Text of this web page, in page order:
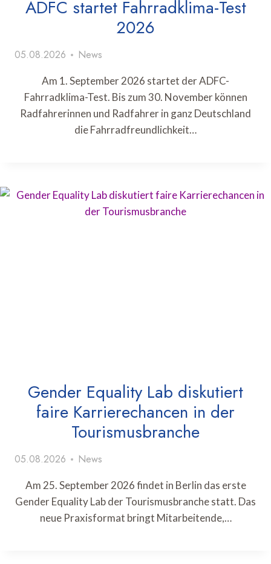
ADFC startet Fahrradklima-Test
2026
05.08.2026 News
Am 1. September 2026 startet der ADFC-
Fahrradklima-Test. Bis zum 30. November können
Radfahrerinnen und Radfahrer in ganz Deutschland
die Fahrradfreundlichkeit…
Gender Equality Lab diskutiert
faire Karrierechancen in der
Tourismusbranche
05.08.2026 News
Am 25. September 2026 findet in Berlin das erste
Gender Equality Lab der Tourismusbranche statt. Das
neue Praxisformat bringt Mitarbeitende,…